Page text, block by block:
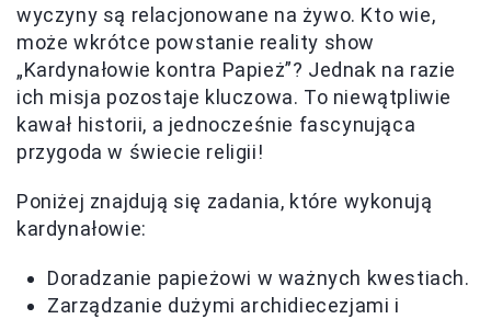
wyczyny są relacjonowane na żywo. Kto wie,
może wkrótce powstanie reality show
„Kardynałowie kontra Papież”? Jednak na razie
ich misja pozostaje kluczowa. To niewątpliwie
kawał historii, a jednocześnie fascynująca
przygoda w świecie religii!
Poniżej znajdują się zadania, które wykonują
kardynałowie:
Doradzanie papieżowi w ważnych kwestiach.
Zarządzanie dużymi archidiecezjami i